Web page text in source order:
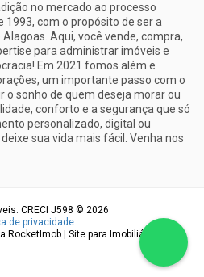
no mercado ao processo
1993, com o propósito de ser a
Aqui, você vende, compra,
para administrar imóveis e
Em 2021 fomos além e
um importante passo com o
sonho de quem deseja morar ou
conforto e a segurança que só
personalizado, digital ou
sua vida mais fácil. Venha nos
CRECI J598 © 2026
de privacidade
RocketImob | Site para Imobiliária